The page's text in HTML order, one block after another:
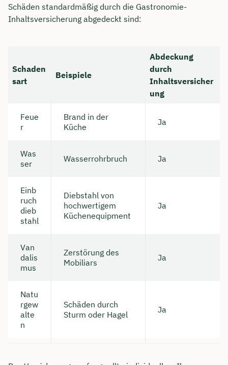
Schäden standardmäßig durch die Gastronomie-
Inhaltsversicherung abgedeckt sind:
Schaden
sart
Beispiele
Abdeckung
durch
Inhaltsversicher
ung
Feue
r
Brand in der
Küche
Ja
Was
ser
Wasserrohrbruch Ja
Einb
ruch
dieb
stahl
Diebstahl von
hochwertigem
Küchenequipment
Ja
Van
dalis
mus
Zerstörung des
Mobiliars
Ja
Natu
rgew
alte
n
Schäden durch
Sturm oder Hagel
Ja
Jetzt persönliches
Beratungsgespräch mit
Tobias Niendieck sichern 🤝